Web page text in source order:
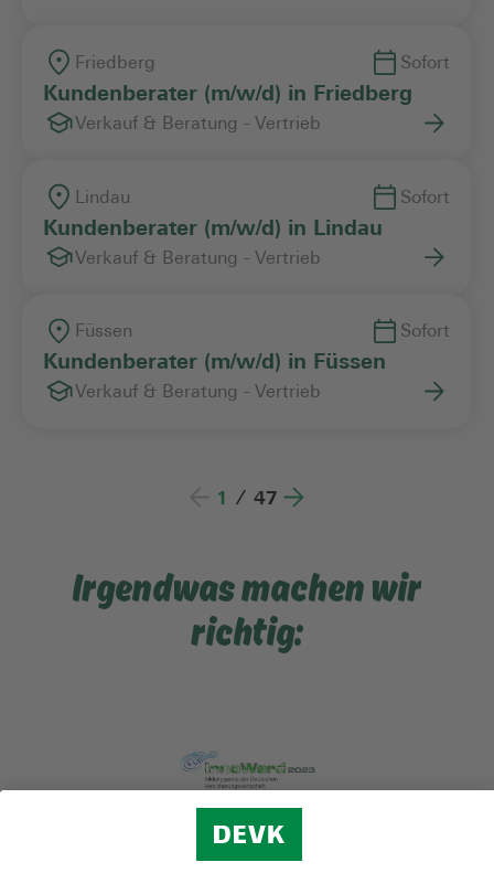
Friedberg Sofort
Kundenberater (m/w/d) in Friedberg
Verkauf & Beratung - Vertrieb
Lindau Sofort
Kundenberater (m/w/d) in Lindau
Verkauf & Beratung - Vertrieb
Füssen Sofort
Kundenberater (m/w/d) in Füssen
Verkauf & Beratung - Vertrieb
1 / 47
Irgendwas machen wir
richtig: